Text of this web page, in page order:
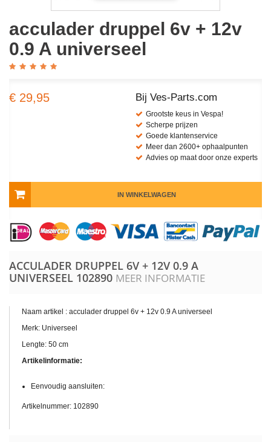
acculader druppel 6v + 12v
0.9 A universeel
€ 29,95 Bij Ves-Parts.com
Grootste keus in Vespa!
Scherpe prijzen
Goede klantenservice
Meer dan 2600+ ophaalpunten
Advies op maat door onze experts
IN WINKELWAGEN
ACCULADER DRUPPEL 6V + 12V 0.9 A
UNIVERSEEL 102890 MEER INFORMATIE
Naam artikel : acculader druppel 6v + 12v 0.9 A universeel
Merk: Universeel
Lengte: 50 cm
Artikelinformatie:
Eenvoudig aansluiten:
Artikelnummer: 102890